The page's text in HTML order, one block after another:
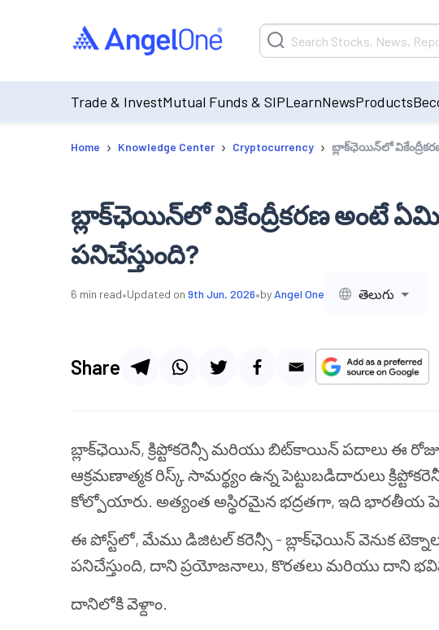
Trade & InvestMutual Funds & SIPLearnNewsProducts
Home › Knowledge Center › Cryptocurrency › బ్లాక్‌ఛెయిన్‌లో
బ్లాక్‌ఛెయిన్‌లో వికేంద్రీకరణ అంటే
పనిచేస్తుంది?
6 min read•Updated on 9th Jun, 2026•by Angel One తెలుగు
Share
బ్లాక్‌ఛెయిన్, క్రిప్టోకరెన్సీ మరియు బిట్‌కాయిన్ పదాలు ఈ
ఆక్రమణాత్మక రిస్క్ సామర్థ్యం ఉన్న పెట్టుబడిదారులు
కోల్పోయారు. అత్యంత అస్థిరమైన భద్రతగా, ఇది భారతీయ
ఈ పోస్ట్‌లో, మేము డిజిటల్ కరెన్సీ - బ్లాక్‌ఛెయిన్ వెనుక
పనిచేస్తుంది, దాని ప్రయోజనాలు, కొరతలు మరియు దాని
దానిలోకి వెళ్దాం.